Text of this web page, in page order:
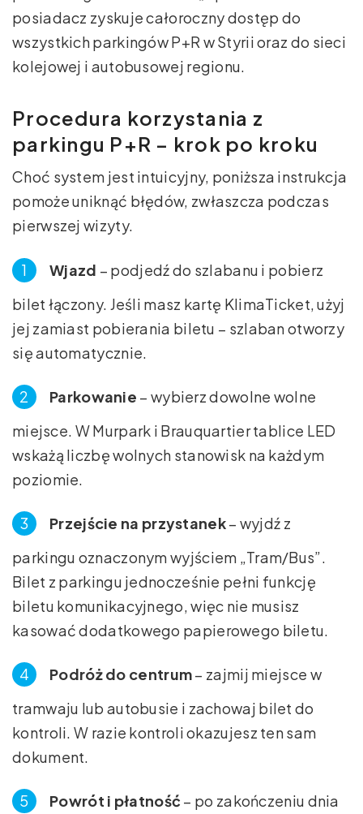
posiadacz zyskuje całoroczny dostęp do
wszystkich parkingów P+R w Styrii oraz do sieci
kolejowej i autobusowej regionu.
Procedura korzystania z
parkingu P+R – krok po kroku
Choć system jest intuicyjny, poniższa instrukcja
pomoże uniknąć błędów, zwłaszcza podczas
pierwszej wizyty.
Wjazd – podjedź do szlabanu i pobierz
bilet łączony. Jeśli masz kartę KlimaTicket, użyj
jej zamiast pobierania biletu – szlaban otworzy
się automatycznie.
Parkowanie – wybierz dowolne wolne
miejsce. W Murpark i Brauquartier tablice LED
wskażą liczbę wolnych stanowisk na każdym
poziomie.
Przejście na przystanek– wyjdź z
parkingu oznaczonym wyjściem „Tram/Bus”.
Bilet z parkingu jednocześnie pełni funkcję
biletu komunikacyjnego, więc nie musisz
kasować dodatkowego papierowego biletu.
Podróż do centrum– zajmij miejsce w
tramwaju lub autobusie i zachowaj bilet do
kontroli. W razie kontroli okazujesz ten sam
dokument.
Powrót i płatność – po zakończeniu dnia